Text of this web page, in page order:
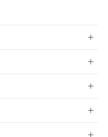
のことがない限
割愛しておりま